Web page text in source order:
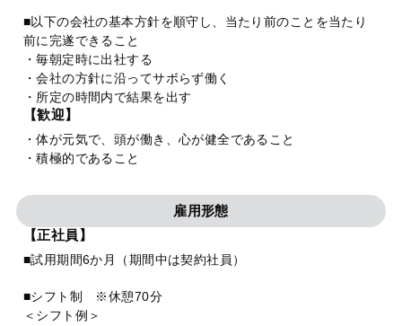
■以下の会社の基本方針を順守し、当たり前のことを当たり
前に完遂できること
・毎朝定時に出社する
・会社の方針に沿ってサボらず働く
・所定の時間内で結果を出す
【歓迎】
・体が元気で、頭が働き、心が健全であること
・積極的であること
雇用形態
【正社員】
■試用期間6か月（期間中は契約社員）
■シフト制 ※休憩70分
＜シフト例＞